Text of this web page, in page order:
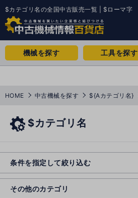
$カテゴリ名の全国中古販売一覧 | $ローマ字
機械を探す 工具を探す
HOME 中古機械を探す ${Aカテゴリ名}
$カテゴリ名
条件を指定して絞り込む
その他のカテゴリ